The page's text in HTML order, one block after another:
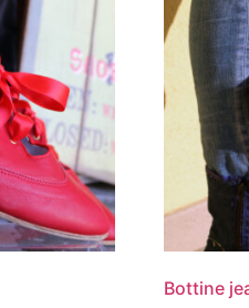
Bottine